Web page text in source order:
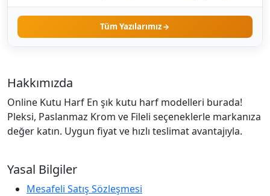
Tüm Yazılarımız
Hakkımızda
Online Kutu Harf En şık kutu harf modelleri burada!
Pleksi, Paslanmaz Krom ve Fileli seçeneklerle markanıza
değer katın. Uygun fiyat ve hızlı teslimat avantajıyla.
Yasal Bilgiler
Mesafeli Satış Sözleşmesi